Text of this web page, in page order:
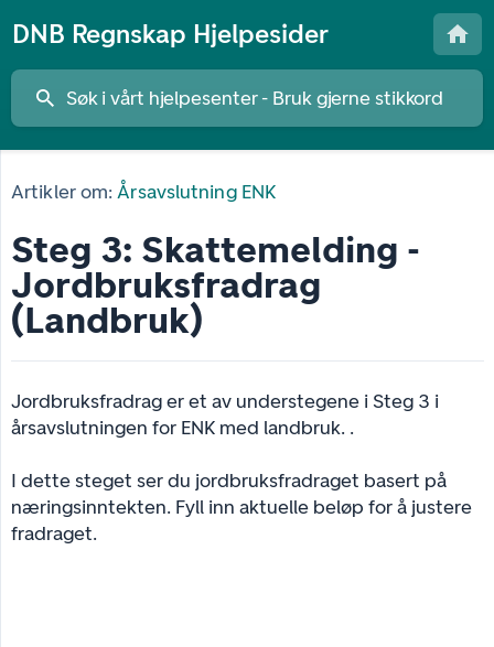
DNB Regnskap Hjelpesider
Artikler om: Årsavslutning ENK
Steg 3: Skattemelding -
Jordbruksfradrag
(Landbruk)
Jordbruksfradrag er et av understegene i Steg 3 i
årsavslutningen for ENK med landbruk. .
I dette steget ser du jordbruksfradraget basert på
næringsinntekten. Fyll inn aktuelle beløp for å justere
fradraget.